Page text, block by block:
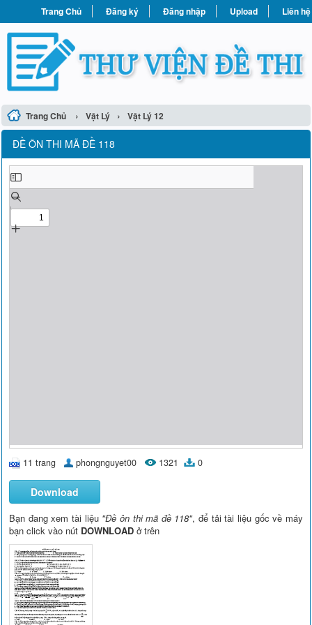
Trang Chủ Đăng ký Đăng nhập Upload Liên hệ
Trang Chủ › Vật Lý › Vật Lý 12
ĐỀ ÔN THI MÃ ĐỀ 118
11 trang phongnguyet00 1321 0
Download
Bạn đang xem tài liệu "Đề ôn thi mã đề 118", để tải tài liệu gốc về máy
bạn click vào nút DOWNLOAD ở trên